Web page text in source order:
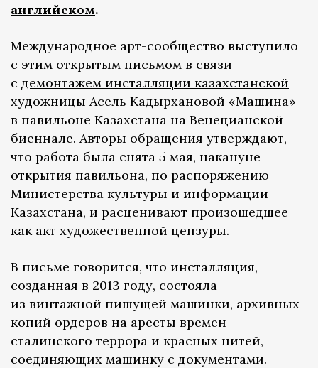
английском.
Международное арт-сообщество выступило
с этим открытым письмом в связи
с демонтажем инсталляции казахстанской
художницы Асель Кадырхановой «Машина»
в павильоне Казахстана на Венецианской
биеннале. Авторы обращения утверждают,
что работа была снята 5 мая, накануне
открытия павильона, по распоряжению
Министерства культуры и информации
Казахстана, и расценивают произошедшее
как акт художественной цензуры.
В письме говорится, что инсталляция,
созданная в 2013 году, состояла
из винтажной пишущей машинки, архивных
копий ордеров на аресты времен
сталинского террора и красных нитей,
соединяющих машинку с документами.